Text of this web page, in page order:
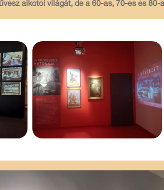
alkotói világát, de a 60-as, 70-es és